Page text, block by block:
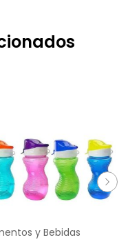
y Bebidas